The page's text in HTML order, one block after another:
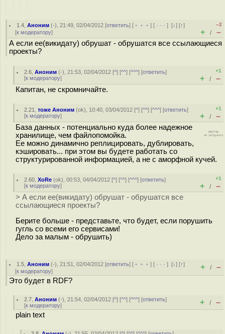
1.4 ,Аноним (-), 21:49, 02/04/2012 [ответить] [ ﹢﹢﹢] [ · · ·][↓] [↑]
[к модератору]
–2
+ / –
А если ее(викидату) обрушат - обрушатся все ссылающиеся
проекты?
2.6 ,Аноним (-), 21:53, 02/04/2012 [^] [^^] [^^^] [ответить]
[к модератору]
+1
+ / –
Капитан, не скромничайте.
2.21 ,тоже Аноним (ok), 10:40, 03/04/2012 [^] [^^] [^^^] [ответить]
[к модератору]
+1
+ / –
База данных - потенциально куда более надежное
хранилище, чем файлопомойка.
Ее можно динамично реплицировать, дублировать,
кэшировать... при этом вы будете работать со
структурированной информацией, а не с аморфной кучей.
2.60 ,XoRe (ok), 00:53, 04/04/2012 [^] [^^] [^^^] [ответить]
[к модератору]
+1
+ / –
> А если ее(викидату) обрушат - обрушатся все
ссылающиеся проекты?
Берите больше - представьте, что будет, если порушить
гугль со всеми его сервисами!
Дело за малым - обрушить)
1.5 ,Аноним (-), 21:51, 02/04/2012 [ответить] [ ﹢﹢﹢] [ · · ·][↓] [↑]
[к модератору] + / –
Это будет в RDF?
2.7 ,Аноним (-), 21:54, 02/04/2012 [^] [^^] [^^^] [ответить]
[к модератору] + / –
plain text